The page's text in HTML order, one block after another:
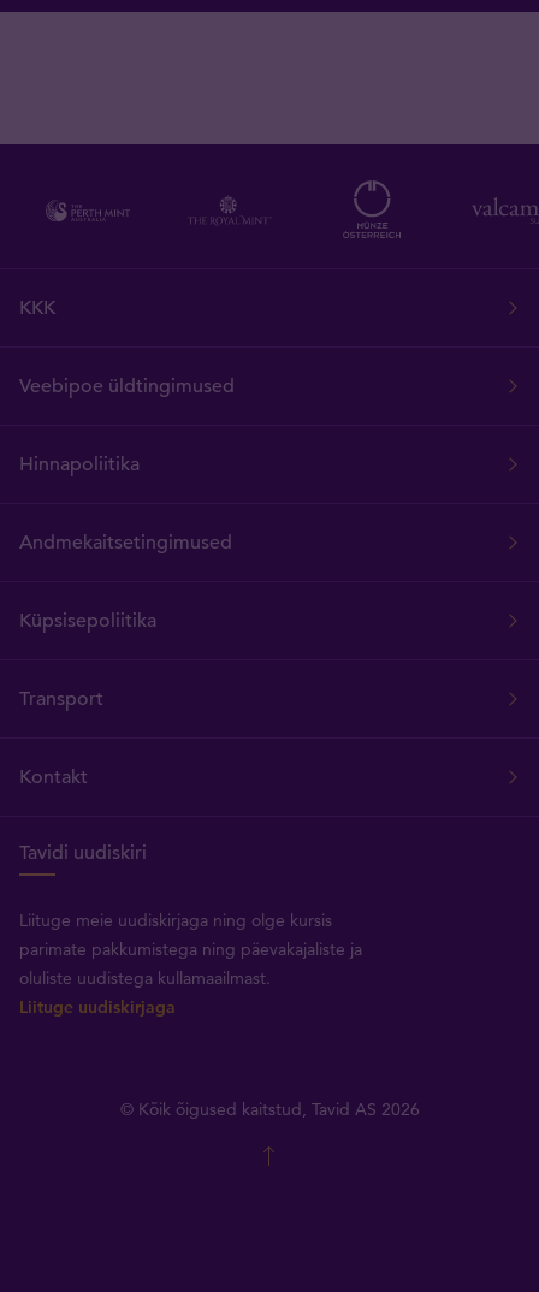
KKK
Veebipoe üldtingimused
Hinnapoliitika
Andmekaitsetingimused
Küpsisepoliitika
Transport
Kontakt
Tavidi uudiskiri
Liituge meie uudiskirjaga ning olge kursis
parimate pakkumistega ning päevakajaliste ja
oluliste uudistega kullamaailmast.
Liituge uudiskirjaga
© Kõik õigused kaitstud, Tavid AS 2026